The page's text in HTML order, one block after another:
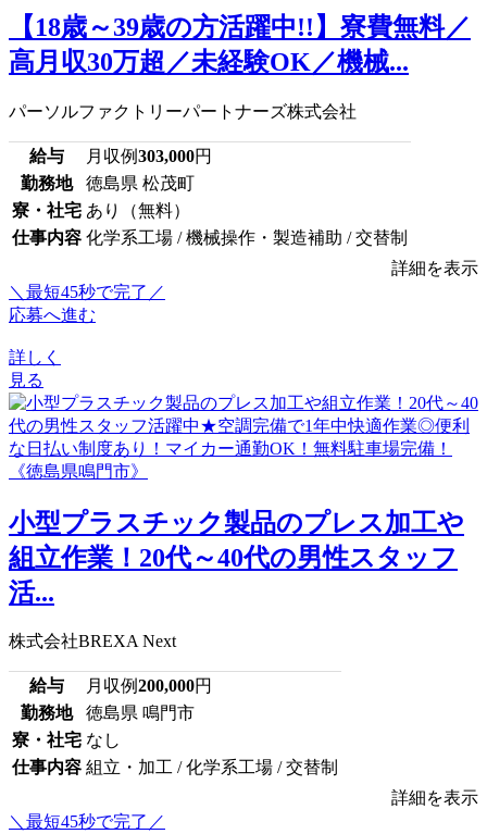
【18歳～39歳の方活躍中!!】寮費無料／
高月収30万超／未経験OK／機械...
パーソルファクトリーパートナーズ株式会社
給与 月収例303,000円
勤務地
徳島県 松茂町
寮・社宅 あり（無料）
仕事内容 化学系工場 / 機械操作・製造補助 / 交替制
詳細を表示
＼最短45秒で完了／
応募へ進む
詳しく
見る
小型プラスチック製品のプレス加工や
組立作業！20代～40代の男性スタッフ
活...
株式会社BREXA Next
給与 月収例200,000円
勤務地
徳島県 鳴門市
寮・社宅 なし
仕事内容 組立・加工 / 化学系工場 / 交替制
詳細を表示
＼最短45秒で完了／